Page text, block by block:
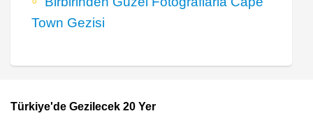
Town Gezisi
Türkiye'de Gezilecek 20 Yer